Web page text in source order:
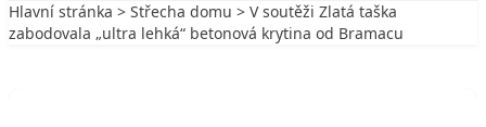
Hlavní stránka > Střecha domu > V soutěži Zlatá taška
zabodovala „ultra lehká“ betonová krytina od Bramacu